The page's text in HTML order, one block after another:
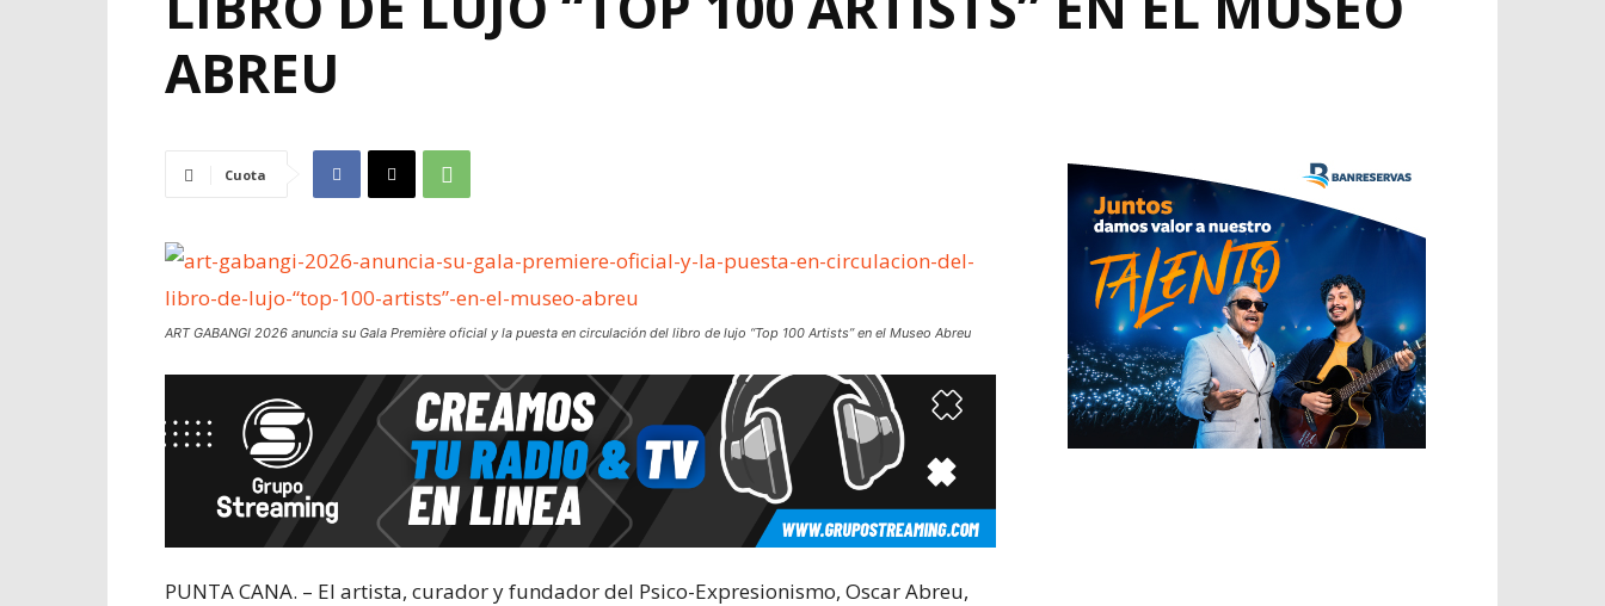
ABREU
Cuota
ART GABANGI 2026 anuncia su Gala Première oficial y la puesta en circulación del libro de lujo “Top 100 Artists” en el Museo Abreu
PUNTA CANA. – El artista, curador y fundador del Psico-Expresionismo, Oscar Abreu,